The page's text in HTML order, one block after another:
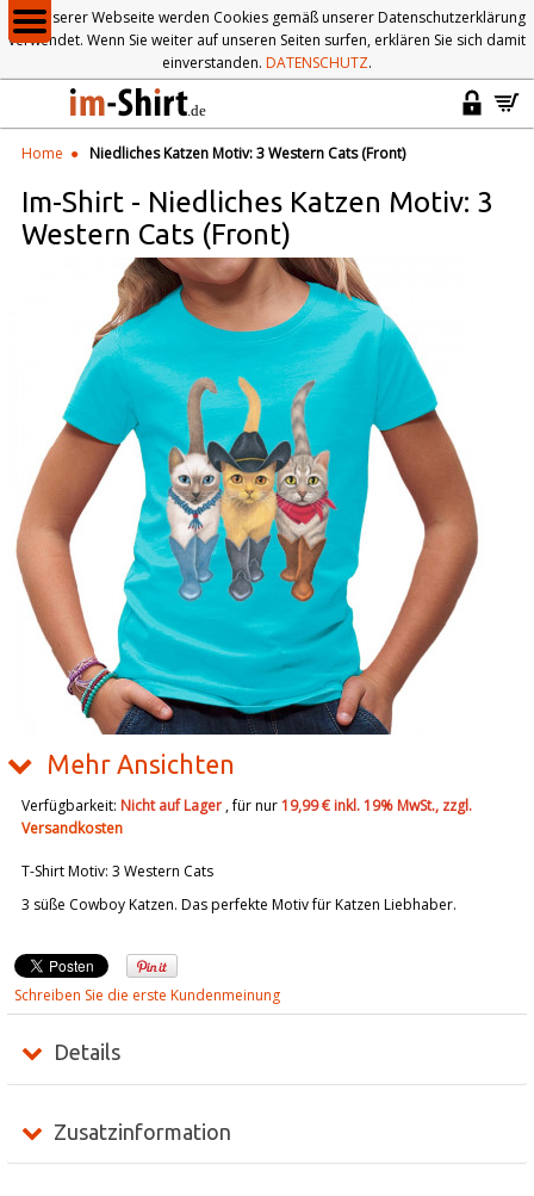
Auf unserer Webseite werden Cookies gemäß unserer Datenschutzerklärung
verwendet. Wenn Sie weiter auf unseren Seiten surfen, erklären Sie sich damit
einverstanden. DATENSCHUTZ.
Home Niedliches Katzen Motiv: 3 Western Cats (Front)
Im-Shirt - Niedliches Katzen Motiv: 3
Western Cats (Front)
Mehr Ansichten
T-Shirt Motiv: 3 Western Cats
3 süße Cowboy Katzen. Das perfekte Motiv für Katzen Liebhaber.
Verfügbarkeit: Nicht auf Lager, für nur19,99 € inkl. 19% MwSt., zzgl.
Versandkosten
Schreiben Sie die erste Kundenmeinung
Details
Zusatzinformation